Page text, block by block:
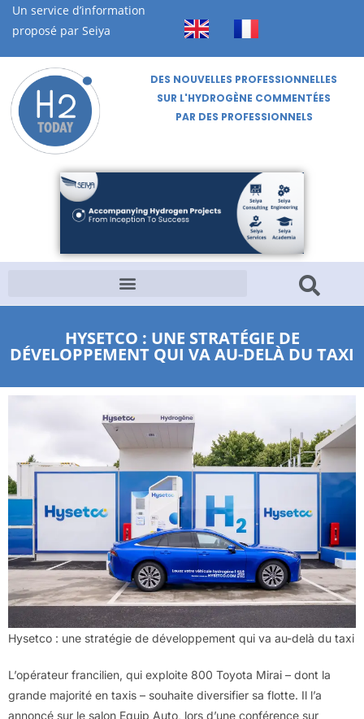
Un service d’information
proposé par Seiya
DES NOUVELLES PROFESSIONNELLES
SUR L'HYDROGÈNE COMMENTÉES
PAR DES PROFESSIONNELS
HYSETCO : UNE STRATÉGIE DE
DÉVELOPPEMENT QUI VA AU-DELÀ DU TAXI
Hysetco : une stratégie de développement qui va au-delà du taxi
L’opérateur francilien, qui exploite 800 Toyota Mirai – dont la
grande majorité en taxis – souhaite diversifier sa flotte. Il l’a
annoncé sur le salon Equip Auto, lors d’une conférence sur